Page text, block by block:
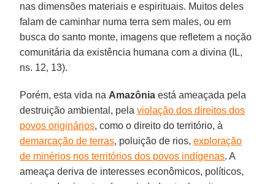
nas dimensões materiais e espirituais. Muitos deles
falam de caminhar numa terra sem males, ou em
busca do santo monte, imagens que refletem a noção
comunitária da existência humana com a divina (IL,
ns. 12, 13).
Porém, esta vida na Amazônia está ameaçada pela
destruição ambiental, pelaviolação dos direitos dos
povos originários, como o direito do território, à
demarcação de terras, poluição de rios,exploração
de minérios nos territórios dos povos indígenas. A
ameaça deriva de interesses econômicos, políticos,